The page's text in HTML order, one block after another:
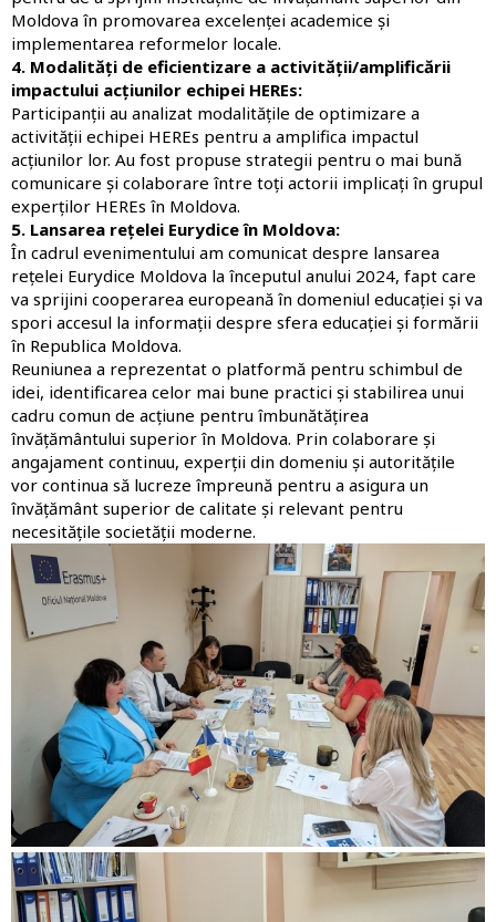
Moldova în promovarea excelenței academice și
implementarea reformelor locale.
4. Modalități de eficientizare a activității/amplificării
impactului acțiunilor echipei HEREs:
Participanții au analizat modalitățile de optimizare a
activității echipei HEREs pentru a amplifica impactul
acțiunilor lor. Au fost propuse strategii pentru o mai bună
comunicare și colaborare între toți actorii implicați în grupul
experților HEREs în Moldova.
5. Lansarea rețelei Eurydice în Moldova:
În cadrul evenimentului am comunicat despre lansarea
rețelei Eurydice Moldova la începutul anului 2024, fapt care
va sprijini cooperarea europeană în domeniul educației și va
spori accesul la informații despre sfera educației și formării
în Republica Moldova.
Reuniunea a reprezentat o platformă pentru schimbul de
idei, identificarea celor mai bune practici și stabilirea unui
cadru comun de acțiune pentru îmbunătățirea
învățământului superior în Moldova. Prin colaborare și
angajament continuu, experții din domeniu și autoritățile
vor continua să lucreze împreună pentru a asigura un
învățământ superior de calitate și relevant pentru
necesitățile societății moderne.